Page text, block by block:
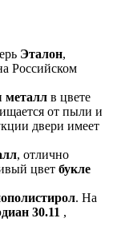
Эталон,
Российском
металл в цвете
от пыли и
двери имеет
, отлично
цвет букле
. На
30.11 ,